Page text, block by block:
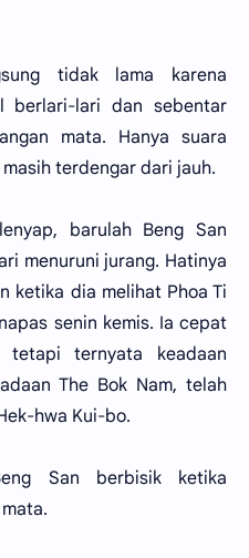
tidak lama karena
berlari-lari dan sebentar
mata. Hanya suara
terdengar dari jauh.
barulah Beng San
menuruni jurang. Hatinya
ketika dia melihat Phoa Ti
senin kemis. Ia cepat
tetapi ternyata keadaan
The Bok Nam, telah
hwa Kui-bo.
San berbisik ketika